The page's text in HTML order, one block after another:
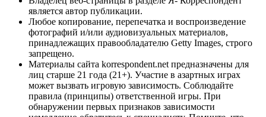
является автор публикации.
Любое копирование, перепечатка и воспроизведение
фотографий и/или аудиовизуальных материалов,
принадлежащих правообладателю Getty Images, строго
запрещено.
Материалы сайта korrespondent.net предназначены для
лиц старше 21 года (21+). Участие в азартных играх
может вызвать игровую зависимость. Соблюдайте
правила (принципы) ответственной игры. При
обнаружении первых признаков зависимости